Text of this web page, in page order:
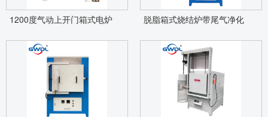
1200度气动上开门箱式电炉 脱脂箱式烧结炉带尾气净化